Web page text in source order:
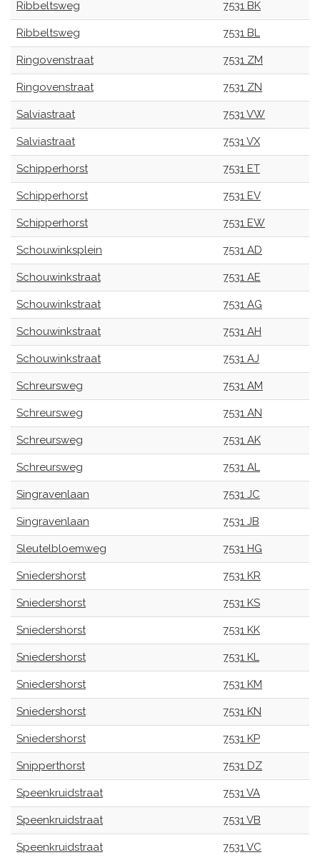
Ribbeltsweg 7531 BK
Ribbeltsweg 7531 BL
Ringovenstraat 7531 ZM
Ringovenstraat 7531 ZN
Salviastraat 7531 VW
Salviastraat 7531 VX
Schipperhorst 7531 ET
Schipperhorst 7531 EV
Schipperhorst 7531 EW
Schouwinksplein 7531 AD
Schouwinkstraat 7531 AE
Schouwinkstraat 7531 AG
Schouwinkstraat 7531 AH
Schouwinkstraat 7531 AJ
Schreursweg 7531 AM
Schreursweg 7531 AN
Schreursweg 7531 AK
Schreursweg 7531 AL
Singravenlaan 7531 JC
Singravenlaan 7531 JB
Sleutelbloemweg 7531 HG
Sniedershorst 7531 KR
Sniedershorst 7531 KS
Sniedershorst 7531 KK
Sniedershorst 7531 KL
Sniedershorst 7531 KM
Sniedershorst 7531 KN
Sniedershorst 7531 KP
Snipperthorst 7531 DZ
Speenkruidstraat 7531 VA
Speenkruidstraat 7531 VB
Speenkruidstraat 7531 VC